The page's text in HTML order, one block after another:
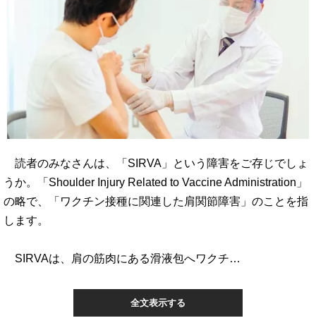
読者のみなさんは、「SIRVA」という障害をご存じでしょ
うか。「Shoulder Injury Related to Vaccine Administration」
の略で、「ワクチン接種に関連した肩関節障害」のことを指
します。
SIRVAは、肩の筋肉にある滑液包へワクチ…
全文表示する